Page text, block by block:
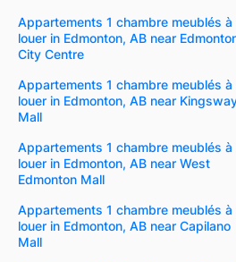
Appartements 1 chambre meublés à
louer in Edmonton, AB near
City Centre
Appartements 1 chambre meublés à
louer in Edmonton, AB near
Mall
Appartements 1 chambre meublés à
louer in Edmonton, AB near West
Edmonton Mall
Appartements 1 chambre meublés à
louer in Edmonton, AB near Capilano
Mall